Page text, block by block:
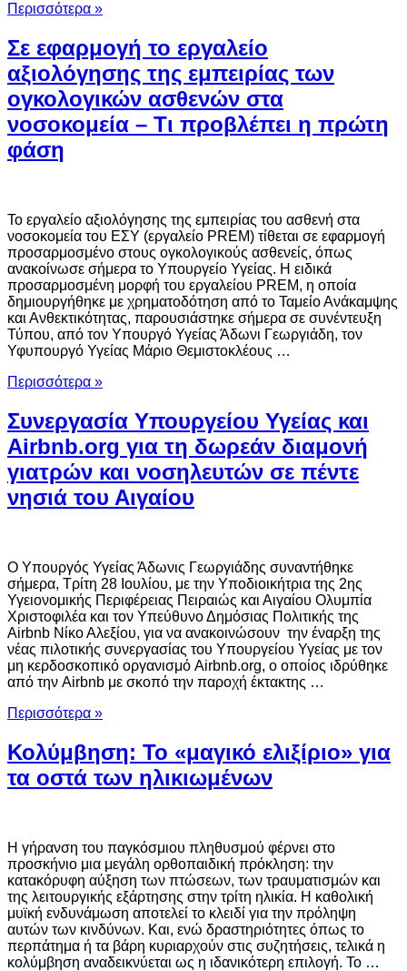
Περισσότερα »
Σε εφαρμογή το εργαλείο
αξιολόγησης της εμπειρίας των
ογκολογικών ασθενών στα
νοσοκομεία – Τι προβλέπει η πρώτη
φάση
Το εργαλείο αξιολόγησης της εμπειρίας του ασθενή στα
νοσοκομεία του ΕΣΥ (εργαλείο PREM) τίθεται σε εφαρμογή
προσαρμοσμένο στους ογκολογικούς ασθενείς, όπως
ανακοίνωσε σήμερα το Υπουργείο Υγείας. Η ειδικά
προσαρμοσμένη μορφή του εργαλείου PREM, η οποία
δημιουργήθηκε με χρηματοδότηση από το Ταμείο Ανάκαμψης
και Ανθεκτικότητας, παρουσιάστηκε σήμερα σε συνέντευξη
Τύπου, από τον Υπουργό Υγείας Άδωνι Γεωργιάδη, τον
Υφυπουργό Υγείας Μάριο Θεμιστοκλέους …
Περισσότερα »
Συνεργασία Υπουργείου Υγείας και
Airbnb.org για τη δωρεάν διαμονή
γιατρών και νοσηλευτών σε πέντε
νησιά του Αιγαίου
Ο Υπουργός Υγείας Άδωνις Γεωργιάδης συναντήθηκε
σήμερα, Τρίτη 28 Ιουλίου, με την Υποδιοικήτρια της 2ης
Υγειονομικής Περιφέρειας Πειραιώς και Αιγαίου Ολυμπία
Χριστοφιλέα και τον Υπεύθυνο Δημόσιας Πολιτικής της
Airbnb Νίκο Αλεξίου, για να ανακοινώσουν την έναρξη της
νέας πιλοτικής συνεργασίας του Υπουργείου Υγείας με τον
μη κερδοσκοπικό οργανισμό Airbnb.org, ο οποίος ιδρύθηκε
από την Airbnb με σκοπό την παροχή έκτακτης …
Περισσότερα »
Κολύμβηση: Το «μαγικό ελιξίριο» για
τα οστά των ηλικιωμένων
Η γήρανση του παγκόσμιου πληθυσμού φέρνει στο
προσκήνιο μια μεγάλη ορθοπαιδική πρόκληση: την
κατακόρυφη αύξηση των πτώσεων, των τραυματισμών και
της λειτουργικής εξάρτησης στην τρίτη ηλικία. Η καθολική
μυϊκή ενδυνάμωση αποτελεί το κλειδί για την πρόληψη
αυτών των κινδύνων. Και, ενώ δραστηριότητες όπως το
περπάτημα ή τα βάρη κυριαρχούν στις συζητήσεις, τελικά η
κολύμβηση αναδεικνύεται ως η ιδανικότερη επιλογή. Το …